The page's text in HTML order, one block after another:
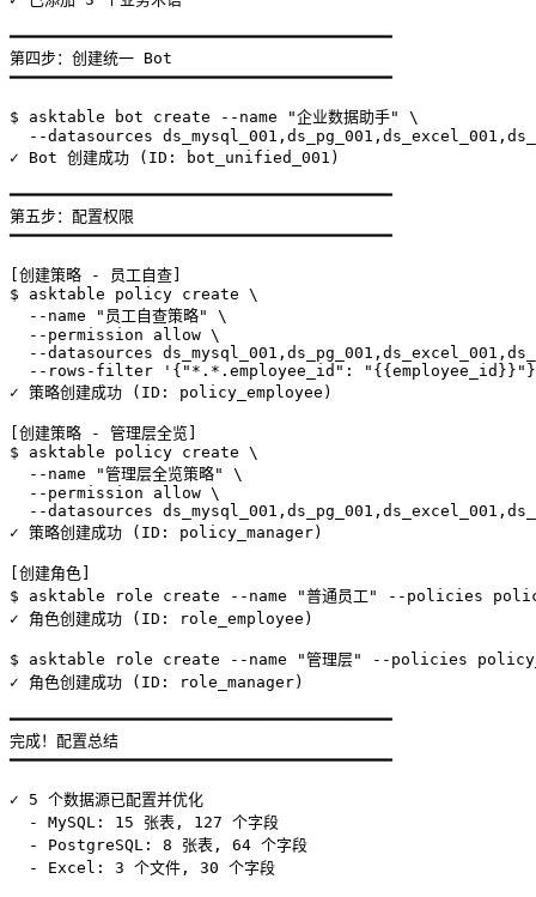
━━━━━━━━━━━━━━━━━━━━━━━━━━━━━━━━━━━━━━━━
第四步：创建统一 Bot
━━━━━━━━━━━━━━━━━━━━━━━━━━━━━━━━━━━━━━━━
$ asktable bot create --name "企业数据助手" \
--datasources
✓ Bot 创建成功 (ID: bot_unified_001)
━━━━━━━━━━━━━━━━━━━━━━━━━━━━━━━━━━━━━━━━
第五步：配置权限
━━━━━━━━━━━━━━━━━━━━━━━━━━━━━━━━━━━━━━━━
[创建策略 - 员工自查]
$ asktable policy create \
  --name "员工自查策略" \
  --permission allow \
--datasources
--rows-filter '{"*.*.employee_id":
✓ 策略创建成功 (ID: policy_employee)
[创建策略 - 管理层全览]
$ asktable policy create \
  --name "管理层全览策略" \
  --permission allow \
--datasources
✓ 策略创建成功 (ID: policy_manager)
[创建角色]
$ asktable role create --name "普通员工" --policies
✓ 角色创建成功 (ID: role_employee)
$ asktable role create --name "管理层" --policies
✓ 角色创建成功 (ID: role_manager)
━━━━━━━━━━━━━━━━━━━━━━━━━━━━━━━━━━━━━━━━
完成！配置总结
━━━━━━━━━━━━━━━━━━━━━━━━━━━━━━━━━━━━━━━━
✓ 5 个数据源已配置并优化
  - MySQL: 15 张表, 127 个字段
  - PostgreSQL: 8 张表, 64 个字段
  - Excel: 3 个文件, 30 个字段